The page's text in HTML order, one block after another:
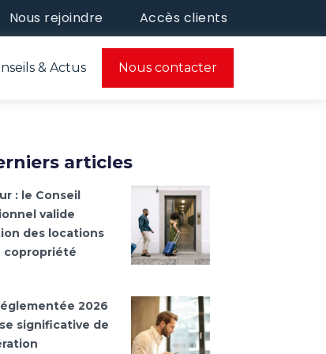
Nous rejoindre Accès clients
& Actus Nous contacter
articles
: le Conseil
valide
des locations
copropriété
2026
significative de